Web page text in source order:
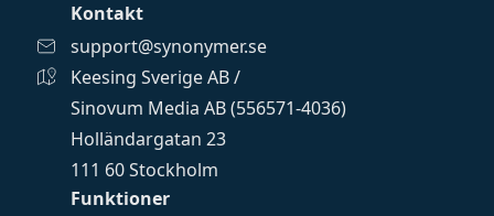
Funktioner
Kontakt
support@synonymer.se
Keesing Sverige AB /
Sinovum Media AB (556571-4036)
Holländargatan 23
111 60 Stockholm